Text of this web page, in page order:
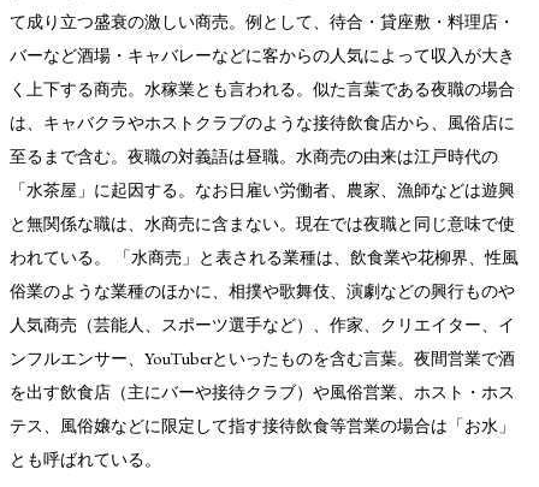
TAGS PEOPLE RANKING
て成り立つ盛衰の激しい商売。例として、待合・貸座敷・料理店・
バーなど酒場・キャバレーなどに客からの人気によって収入が大き
く上下する商売。水稼業とも言われる。似た言葉である夜職の場合
は、キャバクラやホストクラブのような接待飲食店から、風俗店に
至るまで含む。夜職の対義語は昼職。水商売の由来は江戸時代の
「水茶屋」に起因する。なお日雇い労働者、農家、漁師などは遊興
と無関係な職は、水商売に含まない。現在では夜職と同じ意味で使
われている。 「水商売」と表される業種は、飲食業や花柳界、性風
俗業のような業種のほかに、相撲や歌舞伎、演劇などの興行ものや
人気商売（芸能人、スポーツ選手など）、作家、クリエイター、イ
ンフルエンサー、YouTuberといったものを含む言葉。夜間営業で酒
を出す飲食店（主にバーや接待クラブ）や風俗営業、ホスト・ホス
テス、風俗嬢などに限定して指す接待飲食等営業の場合は「お水」
とも呼ばれている。